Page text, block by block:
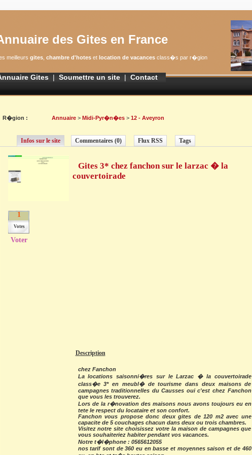
des Gites en France
meilleurs gites, chambre d'hoteset location de vacancesclass�s par r�gion
Gites| Soumettre un site| Contact
R�gion : Annuaire> Midi-Pyr�n�es> 12 - Aveyron
Infos sur le site Commentaires (0) Flux RSS Tags
1
Votes
Voter
Gites 3* chez fanchon sur le larzac � la
couvertoirade
Description
chez Fanchon
La locations saisonni�res sur le Larzac � la couvertoirade
class�e 3* en meubl� de tourisme dans deux maisons de
campagnes traditionnelles du Causses oui c'est chez Fanchon
que vous les trouverez.
Lors de la r�novation des maisons nous avons toujours eu en
tete le respect du locataire et son confort.
Fanchon vous propose donc deux gites de 120 m2 avec une
capacite de 5 couchages chacun dans deux ou trois chambres.
Visitez notre site choisissez votre la maison de campagnes que
vous souhaiteriez habiter pendant vos vacances.
Notre t�l�phone : 0565612055
nos tarif sont de 360 eu en basse et moyennes saison et de 460